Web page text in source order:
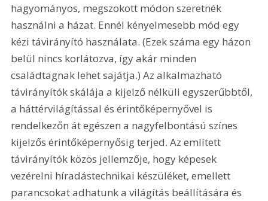
hagyományos, megszokott módon szeretnék
használni a házat. Ennél kényelmesebb mód egy
kézi távirányító használata. (Ezek száma egy házon
belül nincs korlátozva, így akár minden
családtagnak lehet sajátja.) Az alkalmazható
távirányítók skálája a kijelző nélküli egyszerűbbtől,
a háttérvilágítással és érintőképernyővel is
rendelkezőn át egészen a nagyfelbontású színes
kijelzős érintőképernyősig terjed. Az említett
távirányítók közös jellemzője, hogy képesek
vezérelni híradástechnikai készüléket, emellett
parancsokat adhatunk a világítás beállítására és